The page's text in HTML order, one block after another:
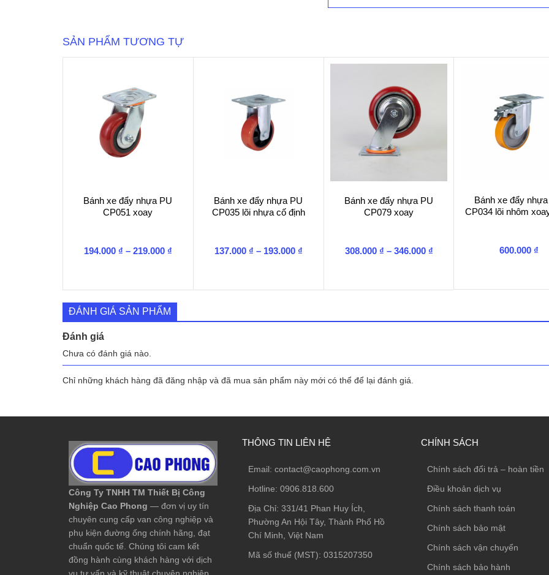
đỏ
định
SẢN PHẨM TƯƠNG TỰ
Bánh xe đẩy nhựa PU
CP051 xoay
194.000 ₫ – 219.000 ₫Khoảng
Bánh xe đẩy nhựa PU
CP035 lõi nhựa cố định
137.000 ₫ – 193.000 ₫Khoảng
Bánh xe đẩy nhựa PU
CP079 xoay
308.000 ₫ – 346.000 ₫Khoảng
Bánh xe đẩy
CP034 lõi nhôm
600.000 ₫
ĐÁNH GIÁ SẢN PHẨM
Đánh giá
Chưa có đánh giá nào.
Chỉ những khách hàng đã đăng nhập và đã mua sản phẩm này mới có thể để lại đánh giá.
Công Ty TNHH TM Thiết Bị Công
Nghiệp Cao Phong — đơn vị uy tín
chuyên cung cấp van công nghiệp và
phụ kiện đường ống chính hãng, đạt
chuẩn quốc tế. Chúng tôi cam kết
đồng hành cùng khách hàng với dịch
THÔNG TIN LIÊN HỆ
Email: contact@caophong.com.vn
Hotline: 0906.818.600
Địa Chỉ: 331/41 Phan Huy Ích,
Phường An Hội Tây, Thành Phố Hồ
Chí Minh, Việt Nam
Mã số thuế (MST): 0315207350
CHÍNH SÁCH
Chính sách đổi trả – hoàn tiền
Điều khoản dịch vụ
Chính sách thanh toán
Chính sách bảo mật
Chính sách vận chuyển
Chính sách bảo hành